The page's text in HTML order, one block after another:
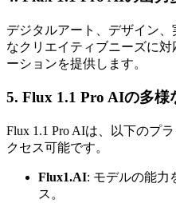
デジタルアート、デザイン
なクリエイティブニーズに
ーションを提供します。
5. Flux 1.1 Pro AIの多様
Flux 1.1 Pro AIは、以下のプ
クセス可能です。
Flux1.AI: モデルの能力
ス。